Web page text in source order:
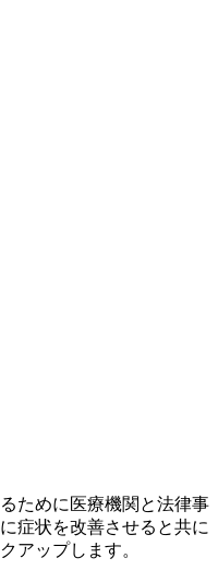
ために医療機関と法律事
症状を改善させると共に
アップします。